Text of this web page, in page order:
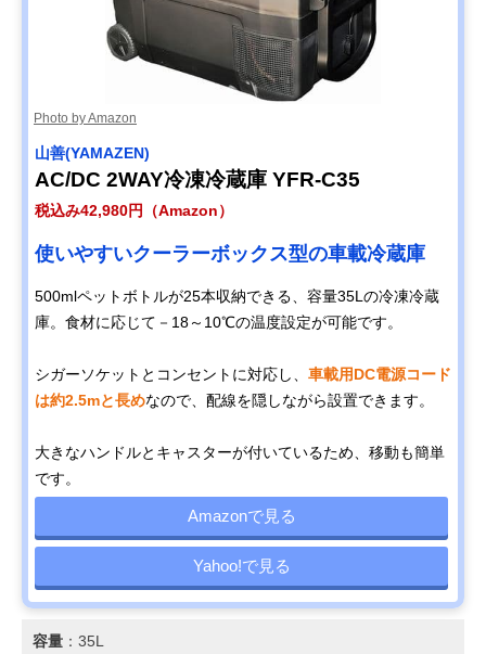
Photo by Amazon
山善(YAMAZEN)
AC/DC 2WAY冷凍冷蔵庫 YFR-C35
税込み42,980円（Amazon）
使いやすいクーラーボックス型の車載冷蔵庫
500mlペットボトルが25本収納できる、容量35Lの冷凍冷蔵
庫。食材に応じて－18～10℃の温度設定が可能です。
シガーソケットとコンセントに対応し、 車載用DC電源コード
は約2.5mと長めなので、配線を隠しながら設置できます。
大きなハンドルとキャスターが付いているため、移動も簡単
です。
Amazonで見る
Yahoo!で見る
容量 ：35L